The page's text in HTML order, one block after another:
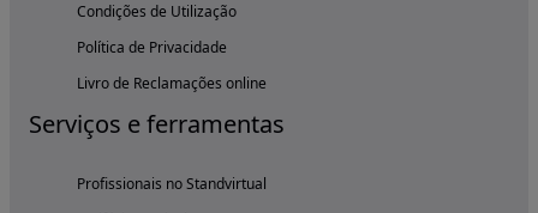
Condições de Utilização
Política de Privacidade
Livro de Reclamações online
Serviços e ferramentas
Profissionais no Standvirtual